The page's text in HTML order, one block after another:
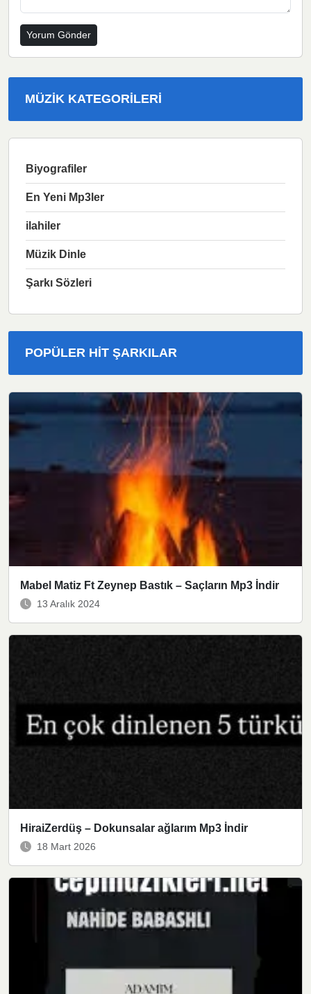
MÜZIK KATEGORILERI
Biyografiler
En Yeni Mp3ler
ilahiler
Müzik Dinle
Şarkı Sözleri
POPÜLER HIT ŞARKILAR
Mabel Matiz Ft Zeynep Bastık – Saçların Mp3 İndir
13 Aralık 2024
HiraiZerdüş – Dokunsalar ağlarım Mp3 İndir
18 Mart 2026